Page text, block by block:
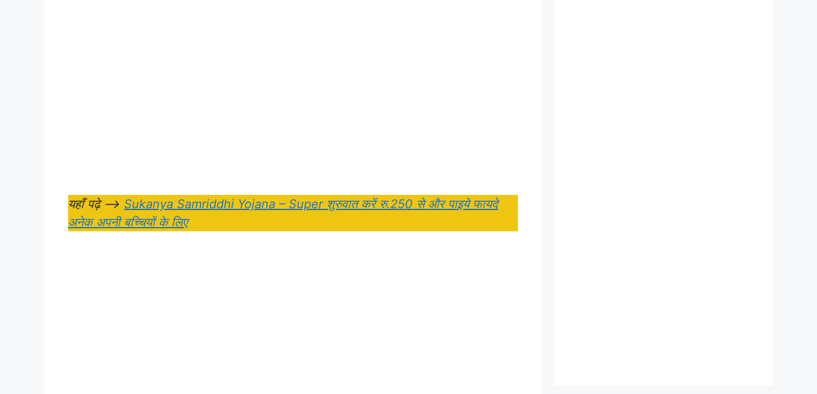
यहाँ पढ़े –> Sukanya Samriddhi Yojana – Super शुरुवात करें रु.250 से और पाइये फायदे
अनेक अपनी बच्चियों के लिए